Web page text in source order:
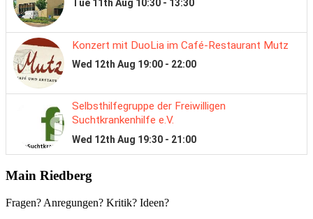
Main Riedberg
Fragen? Anregungen? Kritik? Ideen?